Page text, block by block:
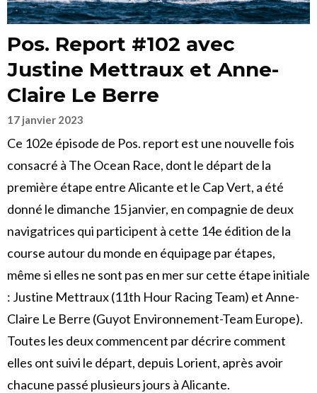
Pos. Report #102 avec
Justine Mettraux et Anne-
Claire Le Berre
17 janvier 2023
Ce 102e épisode de Pos. report est une nouvelle fois
consacré à The Ocean Race, dont le départ de la
première étape entre Alicante et le Cap Vert, a été
donné le dimanche 15 janvier, en compagnie de deux
navigatrices qui participent à cette 14e édition de la
course autour du monde en équipage par étapes,
même si elles ne sont pas en mer sur cette étape initiale
: Justine Mettraux (11th Hour Racing Team) et Anne-
Claire Le Berre (Guyot Environnement-Team Europe).
Toutes les deux commencent par décrire comment
elles ont suivi le départ, depuis Lorient, après avoir
chacune passé plusieurs jours à Alicante.